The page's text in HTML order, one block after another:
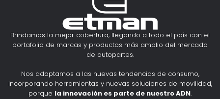
Brindamos la mejor cobertura, llegando a todo el país con el
portafolio de marcas y productos más amplio del mercado
de autopartes.
Nos adaptamos a las nuevas tendencias de consumo,
incorporando herramientas y nuevas soluciones de movilidad,
porque la innovación es parte de nuestro ADN.